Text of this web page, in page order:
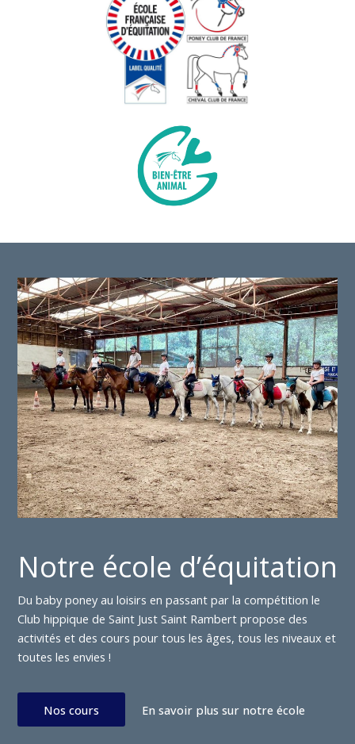
Notre école d’équitation
Du baby poney au loisirs en passant par la compétition le
Club hippique de Saint Just Saint Rambert propose des
activités et des cours pour tous les âges, tous les niveaux et
toutes les envies !
Nos cours En savoir plus sur notre école